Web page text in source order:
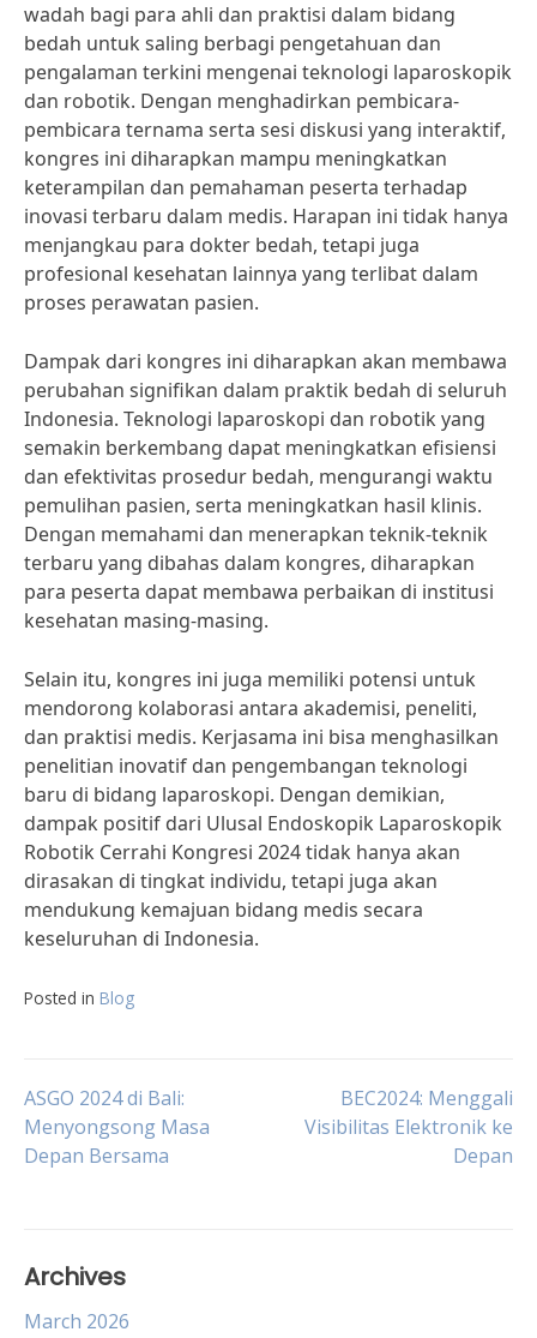
wadah bagi para ahli dan praktisi dalam bidang
bedah untuk saling berbagi pengetahuan dan
pengalaman terkini mengenai teknologi laparoskopik
dan robotik. Dengan menghadirkan pembicara-
pembicara ternama serta sesi diskusi yang interaktif,
kongres ini diharapkan mampu meningkatkan
keterampilan dan pemahaman peserta terhadap
inovasi terbaru dalam medis. Harapan ini tidak hanya
menjangkau para dokter bedah, tetapi juga
profesional kesehatan lainnya yang terlibat dalam
proses perawatan pasien.
Dampak dari kongres ini diharapkan akan membawa
perubahan signifikan dalam praktik bedah di seluruh
Indonesia. Teknologi laparoskopi dan robotik yang
semakin berkembang dapat meningkatkan efisiensi
dan efektivitas prosedur bedah, mengurangi waktu
pemulihan pasien, serta meningkatkan hasil klinis.
Dengan memahami dan menerapkan teknik-teknik
terbaru yang dibahas dalam kongres, diharapkan
para peserta dapat membawa perbaikan di institusi
kesehatan masing-masing.
Selain itu, kongres ini juga memiliki potensi untuk
mendorong kolaborasi antara akademisi, peneliti,
dan praktisi medis. Kerjasama ini bisa menghasilkan
penelitian inovatif dan pengembangan teknologi
baru di bidang laparoskopi. Dengan demikian,
dampak positif dari Ulusal Endoskopik Laparoskopik
Robotik Cerrahi Kongresi 2024 tidak hanya akan
dirasakan di tingkat individu, tetapi juga akan
mendukung kemajuan bidang medis secara
keseluruhan di Indonesia.
Posted in Blog
Post
navigation
ASGO 2024 di Bali:
Menyongsong Masa
Depan Bersama
BEC2024: Menggali
Visibilitas Elektronik ke
Depan
Archives
March 2026